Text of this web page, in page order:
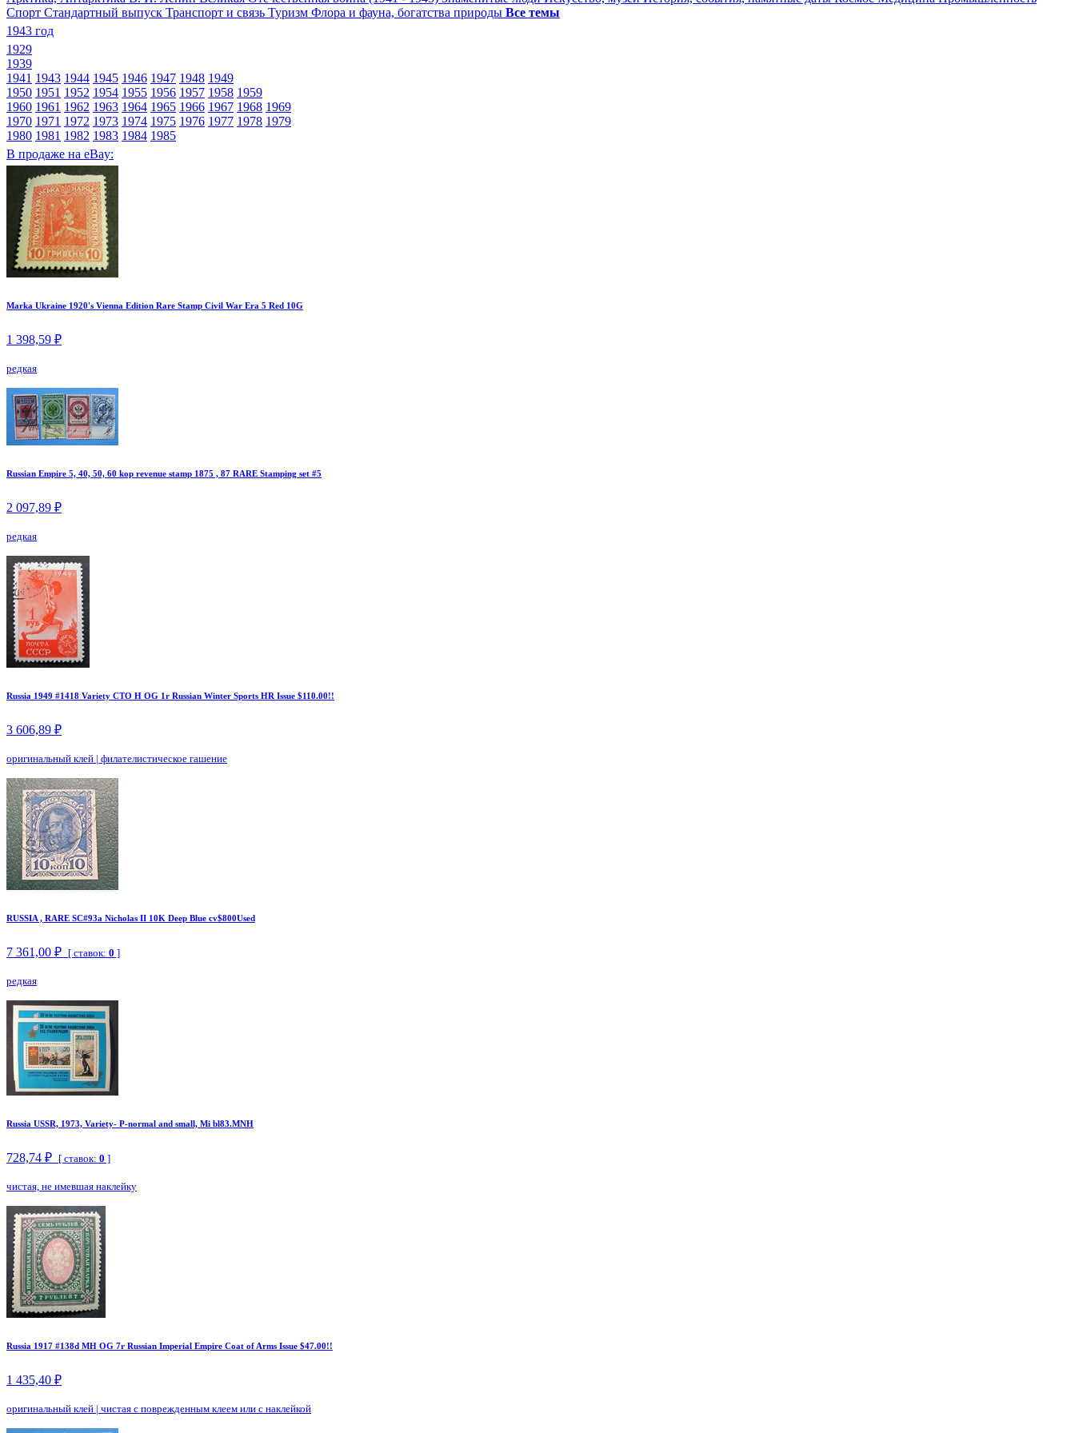
Спорт Стандартный выпуск Транспорт и связь Туризм Флора и фауна, богатства природы Все темы
1943 год
1929
1939
1941 1943 1944 1945 1946 1947 1948 1949
1950 1951 1952 1954 1955 1956 1957 1958 1959
1960 1961 1962 1963 1964 1965 1966 1967 1968 1969
1970 1971 1972 1973 1974 1975 1976 1977 1978 1979
1980 1981 1982 1983 1984 1985
В продаже на eBay:
Marka Ukraine 1920's Vienna Edition Rare Stamp Civil War Era 5 Red 10G
1 398,59 ₽
редкая
Russian Empire 5, 40, 50, 60 kop revenue stamp 1875 , 87 RARE Stamping set #5
2 097,89 ₽
редкая
Russia 1949 #1418 Variety CTO H OG 1r Russian Winter Sports HR Issue $110.00!!
3 606,89 ₽
оригинальный клей | филателистическое гашение
RUSSIA , RARE SC#93a Nicholas II 10K Deep Blue cv$800Used
7 361,00 ₽ [ ставок: 0 ]
редкая
Russia USSR, 1973, Variety- P-normal and small, Mi bl83.MNH
728,74 ₽ [ ставок: 0 ]
чистая, не имевшая наклейку
Russia 1917 #138d MH OG 7r Russian Imperial Empire Coat of Arms Issue $47.00!!
1 435,40 ₽
оригинальный клей | чистая с поврежденным клеем или с наклейкой